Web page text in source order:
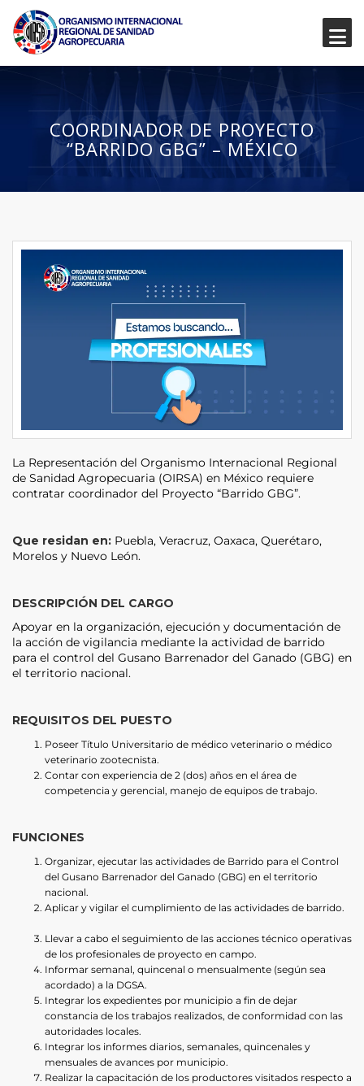
COORDINADOR DE PROYECTO
“BARRIDO GBG” – MÉXICO
La Representación del Organismo Internacional Regional
de Sanidad Agropecuaria (OIRSA) en México requiere
contratar coordinador del Proyecto “Barrido GBG”.
Que residan en: Puebla, Veracruz, Oaxaca, Querétaro,
Morelos y Nuevo León.
DESCRIPCIÓN DEL CARGO
Apoyar en la organización, ejecución y documentación de
la acción de vigilancia mediante la actividad de barrido
para el control del Gusano Barrenador del Ganado (GBG) en
el territorio nacional.
REQUISITOS DEL PUESTO
Poseer Título Universitario de médico veterinario o médico
veterinario zootecnista.
Contar con experiencia de 2 (dos) años en el área de
competencia y gerencial, manejo de equipos de trabajo.
FUNCIONES
Organizar, ejecutar las actividades de Barrido para el Control
del Gusano Barrenador del Ganado (GBG) en el territorio
nacional.
Aplicar y vigilar el cumplimiento de las actividades de barrido.
Llevar a cabo el seguimiento de las acciones técnico operativas
de los profesionales de proyecto en campo.
Informar semanal, quincenal o mensualmente (según sea
acordado) a la DGSA.
Integrar los expedientes por municipio a fin de dejar
constancia de los trabajos realizados, de conformidad con las
autoridades locales.
Integrar los informes diarios, semanales, quincenales y
mensuales de avances por municipio.
Realizar la capacitación de los productores visitados respecto a